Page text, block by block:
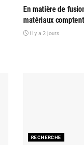
En matière de
matériaux comptent
il y a 2 jours
RECHERCHE